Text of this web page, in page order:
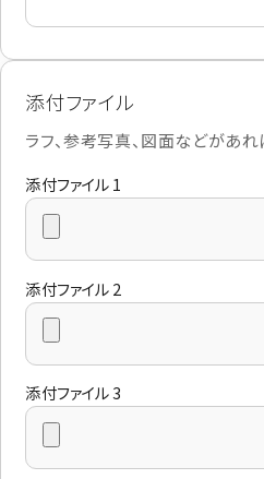
添付ファイル
ラフ、参考写真、図面などがあ
添付ファイル 1
添付ファイル 2
添付ファイル 3